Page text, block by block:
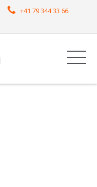
+41 79 344 33 66